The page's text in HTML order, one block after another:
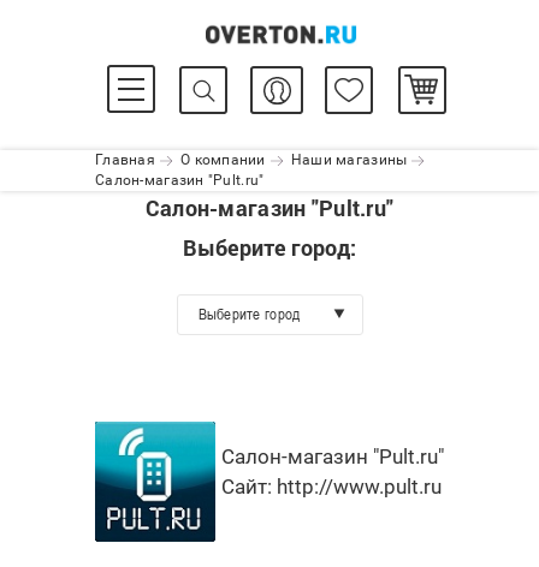
Главная О компании
Наши магазины
Салон-магазин "Pult.ru"
Салон-магазин "Pult.ru"
Выберите город:
Выберите город
Салон-магазин "Pult.ru"
Сайт: http://www.pult.ru